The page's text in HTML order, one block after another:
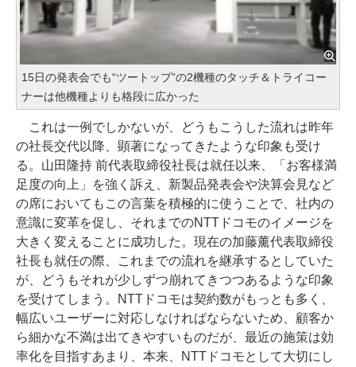
15日の発表会でも“ツートップ”の2機種のタッチ＆トライコー
ナーは他機種よりも格段に広かった
これは一例でしかないが、どうもこうした流れは昨年
の社長交代以降、顕著になってきたような印象も受け
る。山田隆持 前代表取締役社長は就任以来、「お客様満
足度の向上」を強く訴え、新製品発表会や決算会見など
の席においてもこの言葉を積極的に使うことで、社内の
意識に変革を促し、それまでのNTTドコモのイメージを
大きく変えることに成功した。現在の加藤薰代表取締役
社長も就任の際、これまでの流れを継承するとしていた
が、どうもそれが少しずつ崩れてきつつあるような印象
を受けてしまう。NTTドコモは契約数がもっとも多く、
幅広いユーザーに対応しなければならないため、顧客か
ら細かな不満は出てきやすいものだが、最近の施策は効
率化を目指すあまり、本来、NTTドコモとして大切にし